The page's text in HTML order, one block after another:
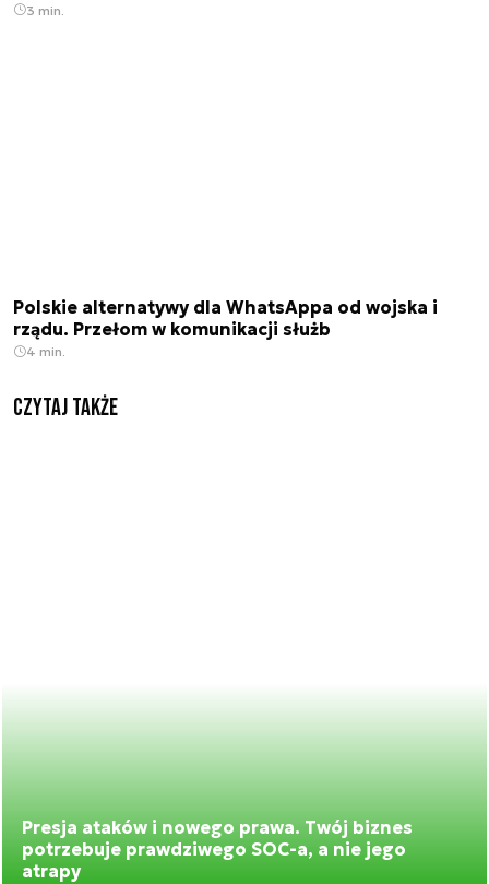
3 min.
Polskie alternatywy dla WhatsAppa od wojska i
rządu. Przełom w komunikacji służb
4 min.
Czytaj także
Presja ataków i nowego prawa. Twój biznes
potrzebuje prawdziwego SOC-a, a nie jego
atrapy